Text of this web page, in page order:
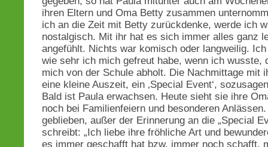
ihren Eltern und Oma Betty zusammen
ich an die Zeit mit Betty zurückdenke, werde ich
nostalgisch. Mit ihr hat es sich immer alles ganz
angefühlt. Nichts war komisch oder langweilig.
wie sehr ich mich gefreut habe, wenn ich wusste,
mich von der Schule abholt. Die Nachmittage mit
eine kleine Auszeit, ein ‚Special Event‘,
Bald ist Paula erwachsen. Heute sieht sie ihre
noch bei Familienfeiern und besonderen
geblieben, außer der Erinnerung an die „Special
schreibt: „Ich liebe ihre fröhliche Art und
es immer geschafft hat bzw. immer noch schafft,